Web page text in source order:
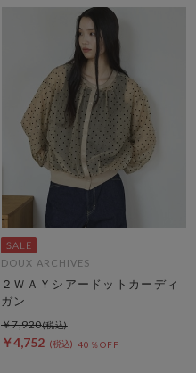
DOUX ARCHIVES
２ＷＡＹシアードットカーディ
ガン
￥4,752 40％OFF
￥7,920